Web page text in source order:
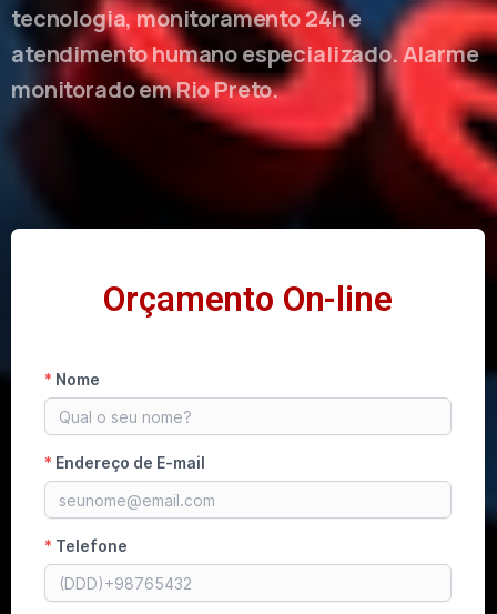
tecnologia, monitoramento 24h e
atendimento humano especializado. Alarme
monitorado em Rio Preto.
Orçamento On-line